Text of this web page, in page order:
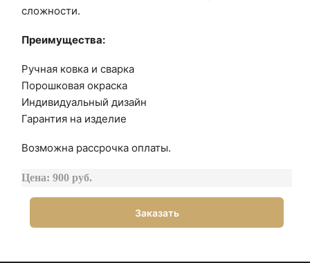
сложности.
Преимущества:
Ручная ковка и сварка
Порошковая окраска
Индивидуальный дизайн
Гарантия на изделие
Возможна рассрочка оплаты.
Цена: 900 руб.
Заказать